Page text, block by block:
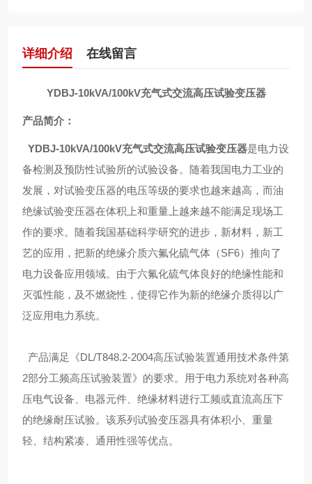
详细介绍 在线留言
YDBJ-10kVA/100kV充气式交流高压试验变压器
产品简介：
YDBJ-10kVA/100kV充气式交流高压试验变压器是电力设
备检测及预防性试验所的试验设备。随着我国电力工业的
发展，对试验变压器的电压等级的要求也越来越高，而油
绝缘试验变压器在体积上和重量上越来越不能满足现场工
作的要求。随着我国基础科学研究的进步，新材料，新工
艺的应用，把新的绝缘介质六氟化硫气体（SF6）推向了
电力设备应用领域。由于六氟化硫气体良好的绝缘性能和
灭弧性能，及不燃烧性，使得它作为新的绝缘介质得以广
泛应用电力系统。
产品满足《DL/T848.2-2004高压试验装置通用技术条件第
2部分工频高压试验装置》的要求。用于电力系统对各种高
压电气设备、电器元件、绝缘材料进行工频或直流高压下
的绝缘耐压试验。该系列试验变压器具有体积小、重量
轻、结构紧凑、通用性强等优点。